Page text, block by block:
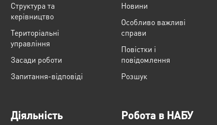
Структура та
керівництво
Територіальні
управління
Засади роботи
Запитання-відповіді
Новини
Особливо важливі
справи
Повістки і
повідомлення
Розшук
Діяльність Робота в НАБУ